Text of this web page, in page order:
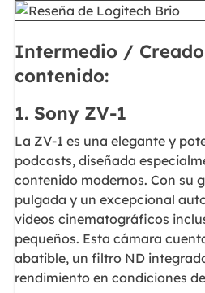
Intermedio /
contenido:
1. Sony ZV-1
La ZV-1 es una elegante y
podcasts, diseñada
contenido modernos. Con su
pulgada y un excepcional
videos cinematográficos
pequeños. Esta cámara
abatible, un filtro ND
rendimiento en condiciones